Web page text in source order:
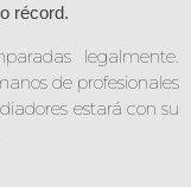
récord.
legalmente.
de profesionales
estará con su